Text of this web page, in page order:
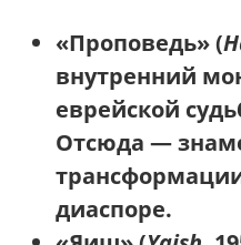
«Проповедь»(
внутренний
еврейской
Отсюда —
диаспоре.